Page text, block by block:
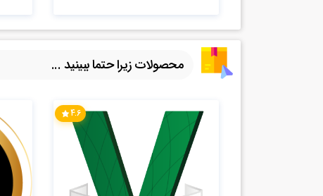
محصولات زیرا حتما ببینید ...
4.6